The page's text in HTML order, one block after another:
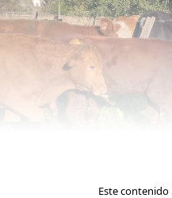
Este contenido